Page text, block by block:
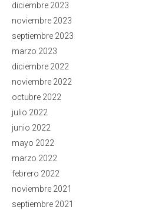
diciembre 2023
noviembre 2023
septiembre 2023
marzo 2023
diciembre 2022
noviembre 2022
octubre 2022
julio 2022
junio 2022
mayo 2022
marzo 2022
febrero 2022
noviembre 2021
septiembre 2021